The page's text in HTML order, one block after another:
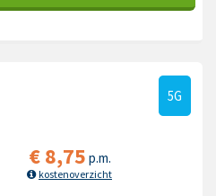
5G
€8,75 p.m.
kostenoverzicht